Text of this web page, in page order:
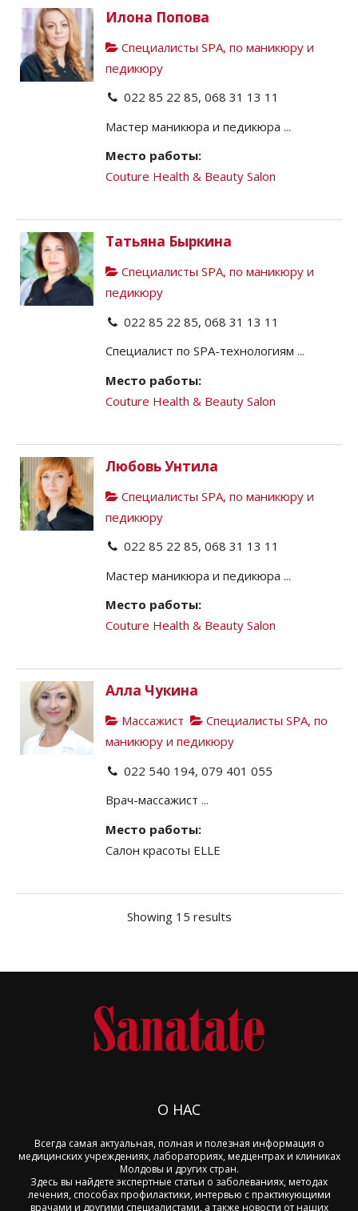
Илона Попова
Специалисты SPA, по маникюру и
педикюру
022 85 22 85, 068 31 13 11
Мастер маникюра и педикюра ...
Место работы:
Couture Health & Beauty Salon
Татьяна Быркина
Специалисты SPA, по маникюру и
педикюру
022 85 22 85, 068 31 13 11
Специалист по SPA-технологиям ...
Место работы:
Couture Health & Beauty Salon
Любовь Унтила
Специалисты SPA, по маникюру и
педикюру
022 85 22 85, 068 31 13 11
Мастер маникюра и педикюра ...
Место работы:
Couture Health & Beauty Salon
Алла Чукина
Массажист
Специалисты SPA, по
маникюру и педикюру
022 540 194, 079 401 055
Врач-массажист ...
Место работы:
Салон красоты ELLE
Showing 15 results
О НАС
Всегда самая актуальная, полная и полезная информация о
медицинских учреждениях, лабораториях, медцентрах и клиниках
Молдовы и других стран.
Здесь вы найдете экспертные статьи о заболеваниях, методах
лечения, способах профилактики, интервью с практикующими
врачами и другими специалистами, а также новости от наших